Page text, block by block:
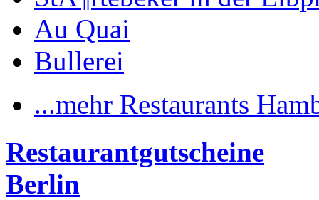
Au Quai
Bullerei
...mehr Restaurants
Restaurantgutscheine
Berlin